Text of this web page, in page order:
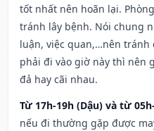
tốt nhất nên hoãn lại.
tránh lây bệnh. Nói chung
luận, việc quan,…nên tránh
phải đi vào giờ này thì nên
đả hay cãi nhau.
Từ 17h-19h (Dậu) và từ
nếu đi thường gặp được